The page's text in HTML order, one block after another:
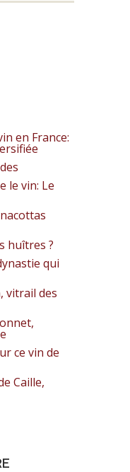
en France:
le vin: Le
huîtres ?
qui
vitrail des
ce vin de
Caille,